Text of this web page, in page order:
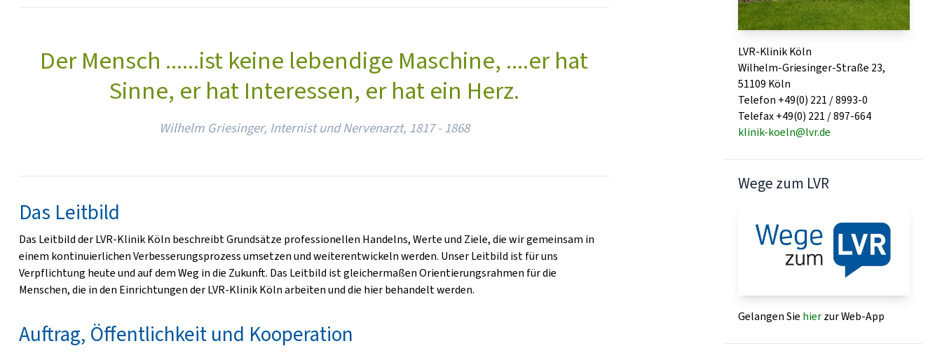
Der Mensch ......ist keine lebendige Maschine, ....er hat
Sinne, er hat Interessen, er hat ein Herz.
Wilhelm Griesinger, Internist und Nervenarzt, 1817 - 1868
Das Leitbild
Das Leitbild der LVR-Klinik Köln beschreibt Grundsätze professionellen Handelns, Werte und Ziele, die wir gemeinsam in
einem kontinuierlichen Verbesserungsprozess umsetzen und weiterentwickeln werden. Unser Leitbild ist für uns
Verpflichtung heute und auf dem Weg in die Zukunft. Das Leitbild ist gleichermaßen Orientierungsrahmen für die
Menschen, die in den Einrichtungen der LVR-Klinik Köln arbeiten und die hier behandelt werden.
Auftrag, Öffentlichkeit und Kooperation
LVR-Klinik Köln
Wilhelm-Griesinger-Straße 23,
51109 Köln
Telefon +49(0) 221 / 8993-0
Telefax +49(0) 221 / 897-664
klinik-koeln@lvr.de
Wege zum LVR
Gelangen Sie hierzur Web-App